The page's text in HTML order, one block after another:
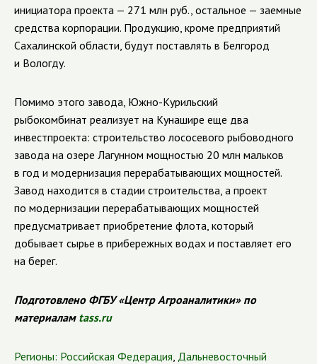
инициатора проекта — 271 млн руб., остальное — заемные
средства корпорации. Продукцию, кроме предприятий
Сахалинской области, будут поставлять в Белгород
и Вологду.
Помимо этого завода, Южно-Курильский
рыбокомбинат реализует на Кунашире еще два
инвестпроекта: строительство лососевого рыбоводного
завода на озере Лагунном мощностью 20 млн мальков
в год и модернизация перерабатывающих мощностей.
Завод находится в стадии строительства, а проект
по модернизации перерабатывающих мощностей
предусматривает приобретение флота, который
добывает сырье в прибережных водах и поставляет его
на берег.
Подготовлено ФГБУ «Центр Агроаналитики» по
материалам tass.ru
Регионы: Российская Федерация, Дальневосточный